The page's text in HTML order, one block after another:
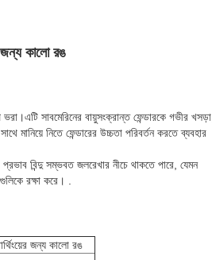
জন্য কালো রঙ
সাবমেরিনের বায়ুসংক্রান্ত ফেন্ডারকে গভীর খসড়া,
মানিয়ে নিতে ফেন্ডারের উচ্চতা পরিবর্তন করতে ব্যবহার
বিন্দু সম্ভবত জলরেখার নীচে থাকতে পারে, যেমন
রক্ষা করে। .
জন্য কালো রঙ